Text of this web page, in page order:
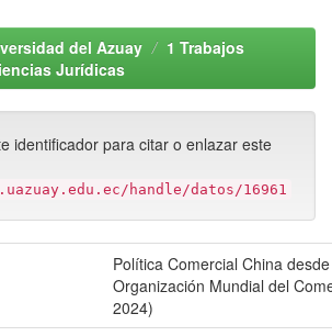
del Azuay
1 Trabajos
Jurídicas
identificador para citar o enlazar este
handle/datos/16961
Política Comercial China
Organización Mundial del
2024)